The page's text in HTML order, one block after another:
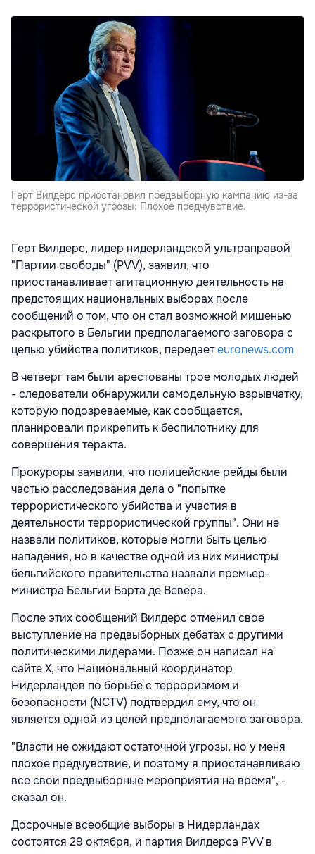
Герт Вилдерс приостановил предвыборную кампанию из-за
террористической угрозы: Плохое предчувствие.
Герт Вилдерс, лидер нидерландской ультраправой
"Партии свободы" (PVV), заявил, что
приостанавливает агитационную деятельность на
предстоящих национальных выборах после
сообщений о том, что он стал возможной мишенью
раскрытого в Бельгии предполагаемого заговора с
целью убийства политиков, передаетeuronews.com
В четверг там были арестованы трое молодых людей
- следователи обнаружили самодельную взрывчатку,
которую подозреваемые, как сообщается,
планировали прикрепить к беспилотнику для
совершения теракта.
Прокуроры заявили, что полицейские рейды были
частью расследования дела о "попытке
террористического убийства и участия в
деятельности террористической группы". Они не
назвали политиков, которые могли быть целью
нападения, но в качестве одной из них министры
бельгийского правительства назвали премьер-
министра Бельгии Барта де Вевера.
После этих сообщений Вилдерс отменил свое
выступление на предвыборных дебатах с другими
политическими лидерами. Позже он написал на
сайте X, что Национальный координатор
Нидерландов по борьбе с терроризмом и
безопасности (NCTV) подтвердил ему, что он
является одной из целей предполагаемого заговора.
"Власти не ожидают остаточной угрозы, но у меня
плохое предчувствие, и поэтому я приостанавливаю
все свои предвыборные мероприятия на время", -
сказал он.
Досрочные всеобщие выборы в Нидерландах
состоятся 29 октября, и партия Вилдерса PVV в